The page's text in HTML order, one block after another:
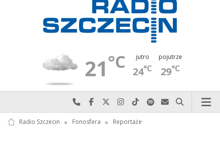
21°C jutro
24°C
pojutrze
29°C
Najlepiej po prostu do nas zadzwoń
Odwiedź nas na Facebook-u
Odwiedź nas na X
Odwiedź nas na Instagram-ie
Odwiedź nas na TikTok-u
Szukaj nas na Spotify
Wyślij do nas
Szukaj
Radio Szczecin » Fonosfera » Reportaże